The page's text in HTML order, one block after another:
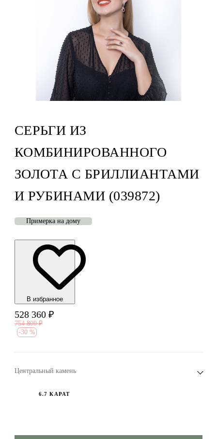
СЕРЬГИ ИЗ
КОМБИНИРОВАННОГО
ЗОЛОТА С БРИЛЛИАНТАМИ
И РУБИНАМИ (039872)
Примерка на дому
В избранноe
528 360 ₽
754 800 ₽
-30 %
Центральный камень
6.7 КАРАТ